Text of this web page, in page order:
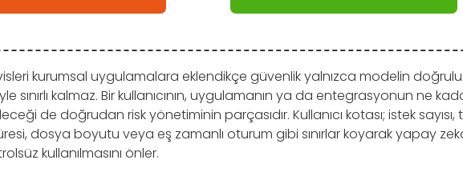
kurumsal uygulamalara eklendikçe güvenlik yalnızca modelin
sınırlı kalmaz. Bir kullanıcının, uygulamanın ya da entegrasyonun ne
de doğrudan risk yönetiminin parçasıdır. Kullanıcı kotası; istek sayısı,
dosya boyutu veya eş zamanlı oturum gibi sınırlar koyarak yapay
kullanılmasını önler.